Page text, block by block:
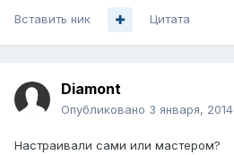
Вставить ник Цитата
Diamont
Опубликовано 3 января, 2014
Настраивали сами или мастером?